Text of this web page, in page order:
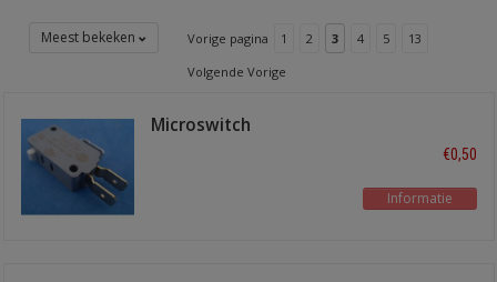
Meest bekeken Vorige pagina 1 2 3 4 5
13
Volgende Vorige
Microswitch
€0,50
Informatie